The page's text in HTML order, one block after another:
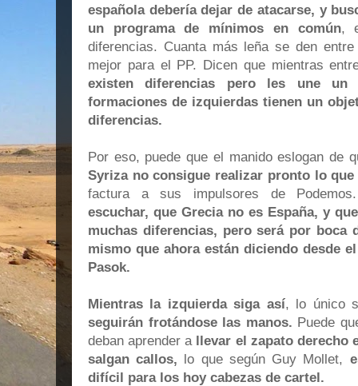
española debería dejar de atacarse, y
un programa de mínimos en común,
diferencias. Cuanta más leña se den
mejor para el PP. Dicen que mientras
existen diferencias pero les une un
formaciones de izquierdas tienen un
diferencias.
Por eso, puede que el manido eslogan de
Syriza no consigue realizar pronto lo
factura a sus impulsores de
escuchar, que Grecia no es España, y
muchas diferencias, pero será por boca
mismo que ahora están diciendo desde
Pasok.
Mientras la izquierda siga así, lo único
seguirán frotándose las manos. Puede
deban aprender allevar el zapato derecho
salgan callos, lo que según Guy Mollet,
difícil para los hoy cabezas de cartel.